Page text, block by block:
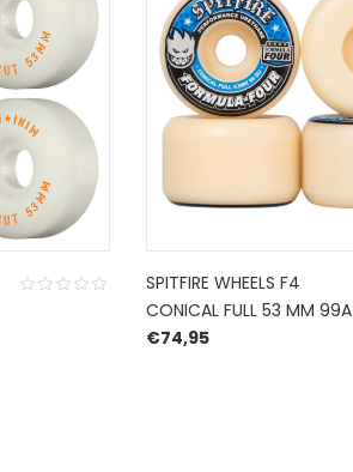
SPITFIRE WHEELS F4
CONICAL FULL 53 MM 99A
€74,95